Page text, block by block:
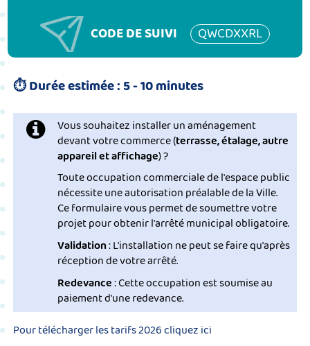
CODE DE SUIVI QWCDXXRL
⏱Durée estimée : 5 - 10 minutes
Vous souhaitez installer un aménagement
devant votre commerce (terrasse, étalage, autre
appareil et affichage) ?
Toute occupation commerciale de l'espace public
nécessite une autorisation préalable de la Ville.
Ce formulaire vous permet de soumettre votre
projet pour obtenir l'arrêté municipal obligatoire.
Validation: L'installation ne peut se faire qu'après
réception de votre arrêté.
Redevance: Cette occupation est soumise au
paiement d'une redevance.
Pour télécharger les tarifs 2026 cliquez ici